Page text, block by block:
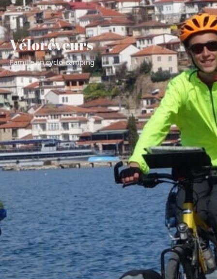
Vélorêveurs
Famille en cyclo-camping